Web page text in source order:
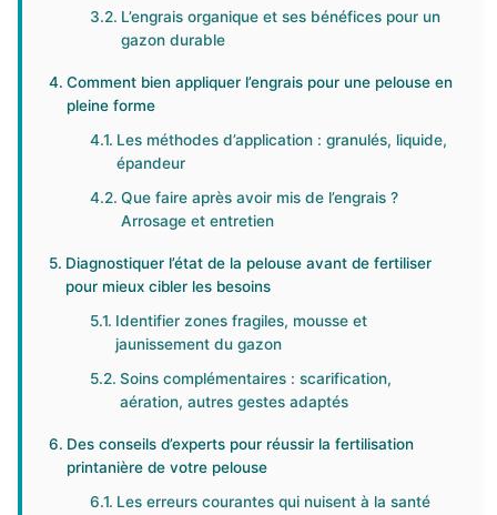
L’engrais organique et ses bénéfices pour un
gazon durable
Comment bien appliquer l’engrais pour une pelouse en
pleine forme
Les méthodes d’application : granulés, liquide,
épandeur
Que faire après avoir mis de l’engrais ?
Arrosage et entretien
Diagnostiquer l’état de la pelouse avant de fertiliser
pour mieux cibler les besoins
Identifier zones fragiles, mousse et
jaunissement du gazon
Soins complémentaires : scarification,
aération, autres gestes adaptés
Des conseils d’experts pour réussir la fertilisation
printanière de votre pelouse
Les erreurs courantes qui nuisent à la santé